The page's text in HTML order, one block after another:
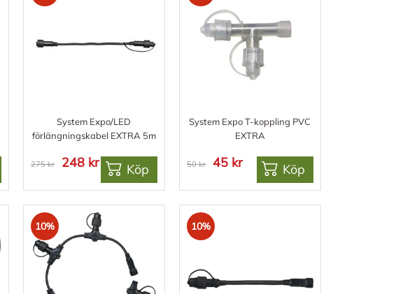
System Expo/LED
förlängningskabel EXTRA 5m
275 kr 248 kr Köp
System Expo T-koppling PVC
EXTRA
50 kr 45 kr Köp
10% 10%